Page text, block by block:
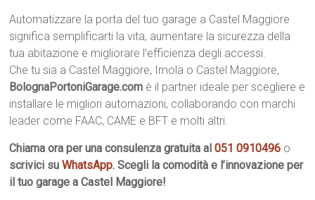
Automatizzare la porta del tuo garage a Castel Maggiore
significa semplificarti la vita, aumentare la sicurezza della
tua abitazione e migliorare l’efficienza degli accessi.
Che tu sia a Castel Maggiore, Imola o Castel Maggiore,
BolognaPortoniGarage.com è il partner ideale per scegliere e
installare le migliori automazioni, collaborando con marchi
leader come FAAC, CAME e BFT e molti altri.
Chiama ora per una consulenza gratuita al051 0910496 o
scrivici suWhatsApp. Scegli la comodità e l’innovazione per
il tuo garage a Castel Maggiore!